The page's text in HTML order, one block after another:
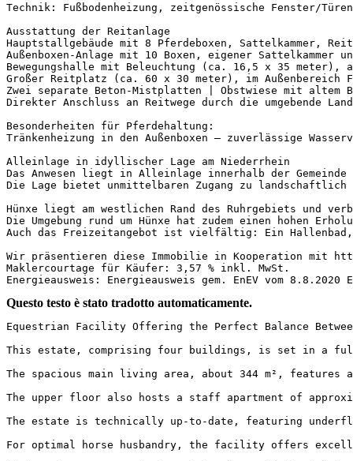
Technik: Fußbodenheizung, zeitgenössische Fenster/
Ausstattung der Reitanlage
Hauptstallgebäude mit 8 Pferdeboxen, Sattelkammer,
Außenboxen-Anlage mit 10 Boxen, eigener Sattelkammer
Bewegungshalle mit Beleuchtung (ca. 16,5 x 35 meter),
Großer Reitplatz (ca. 60 x 30 meter), im Außenbereich
Zwei separate Beton-Mistplatten | Obstwiese mit altem
Direkter Anschluss an Reitwege durch die umgebende
Besonderheiten für Pferdehaltung:
Tränkenheizung in den Außenboxen – zuverlässige
Alleinlage in idyllischer Lage am Niederrhein
Das Anwesen liegt in Alleinlage innerhalb der
Die Lage bietet unmittelbaren Zugang zu landschaftlich
Hünxe liegt am westlichen Rand des Ruhrgebiets und
Die Umgebung rund um Hünxe hat zudem einen hohen
Auch das Freizeitangebot ist vielfältig: Ein Hallenbad,
Wir präsentieren diese Immobilie in Kooperation mit
Maklercourtage für Käufer: 3,57 % inkl. MwSt.
Energieausweis: Energieausweis gem. EnEV vom
Questo testo è stato tradotto automaticamente.
Equestrian Facility Offering the Perfect Balance
This estate, comprising four buildings, is set in a fully
The spacious main living area, about 344 m²,
The upper floor also hosts a staff apartment of
The estate is technically up-to-date, featuring
For optimal horse husbandry, the facility offers